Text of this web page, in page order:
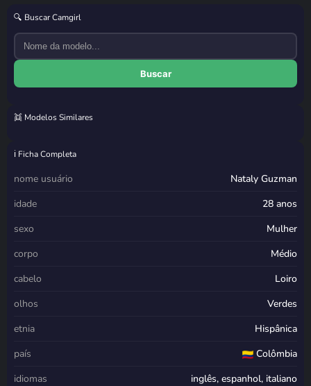
🔍 Buscar Camgirl
Buscar
👯 Modelos Similares
ℹ️ Ficha Completa
nome usuário
Nataly Guzman
idade
28 anos
sexo
Mulher
corpo
Médio
cabelo
Loiro
olhos
Verdes
etnia
Hispânica
país
Colômbia
idiomas
inglês, espanhol, italiano